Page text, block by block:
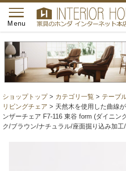
toggle
navigation
Menu
ショップトップ> カテゴリ一覧 > テーブ
リビングチェア > 天然木を使用した曲線
ンザーチェア F7-116 東谷 form (ダイニン
ク/ブラウン/ナチュラル/座面掘り込み加